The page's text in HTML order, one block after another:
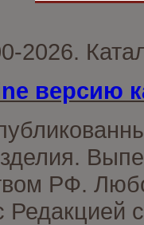
2026.
версию
РФ.
Редакцией